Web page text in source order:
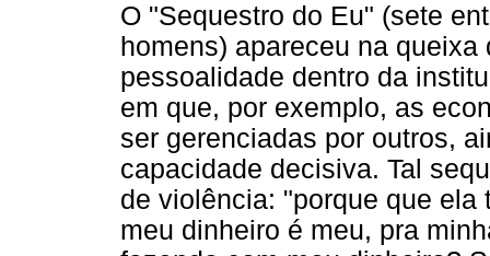
O "Sequestro do Eu" (sete
homens) apareceu na
pessoalidade dentro da
em que, por exemplo, as
ser gerenciadas por outros,
capacidade decisiva. Tal
de violência: "porque que
meu dinheiro é meu, pra